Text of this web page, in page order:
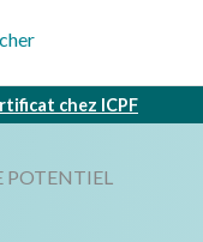
chez ICPF
POTENTIEL